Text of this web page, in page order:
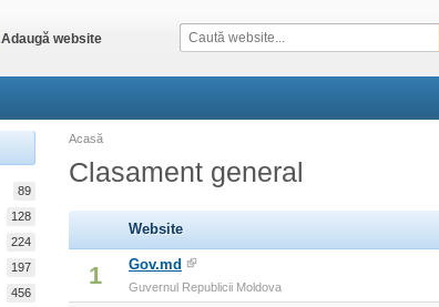
Adaugă website
89
128
224
197
456
Acasă
Clasament general
Website
1 Gov.md
Guvernul Republicii Moldova